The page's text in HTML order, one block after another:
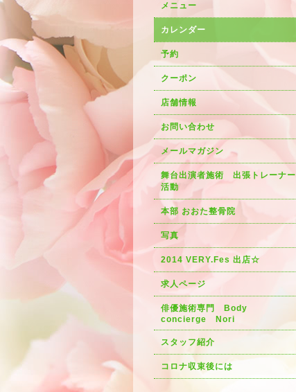
メニュー
カレンダー
予約
クーポン
店舗情報
お問い合わせ
メールマガジン
舞台出演者施術 出張トレーナー
活動
本部 おおた整骨院
写真
2014 VERY.Fes 出店☆
求人ページ
俳優施術専門 Body
concierge Nori
スタッフ紹介
コロナ収束後には